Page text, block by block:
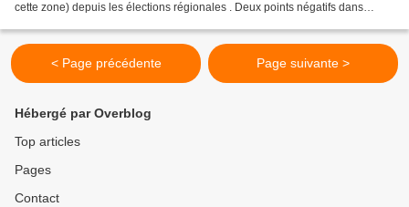
cette zone) depuis les élections régionales . Deux points négatifs dans
< Page précédente Page suivante >
Hébergé par Overblog
Top articles
Pages
Contact